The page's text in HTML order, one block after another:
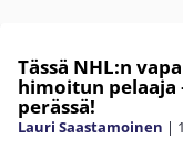
Tässä NHL:n
himoitun pelaaja
perässä!
Lauri Saastamoinen |